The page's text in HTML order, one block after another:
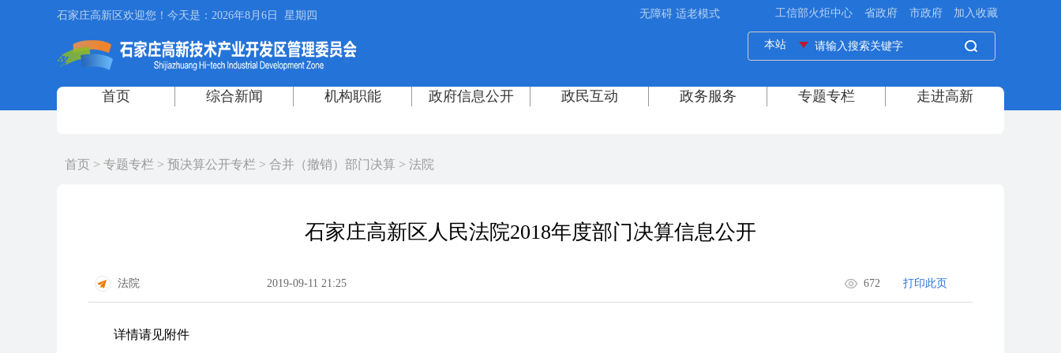
无障碍 适老模式
首页 > 专题专栏 > 预决算公开专栏 > 合并（撤销）部门决算 > 法院
石家庄高新区人民法院2018年度部门决算信息公开
法院 2019-09-11 21:25 672 打印此页
详情请见附件